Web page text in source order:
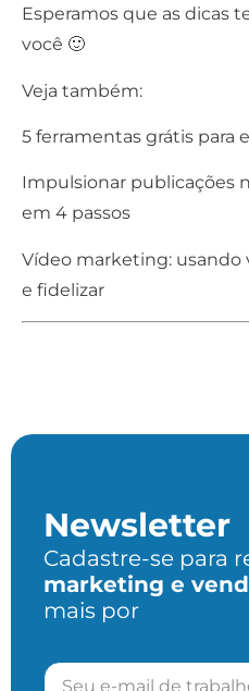
Esperamos que as dicas
você 🙂
Veja também:
5 ferramentas grátis para
Impulsionar publicações
em 4 passos
Vídeo marketing: usando
e fidelizar
Newsletter
Cadastre-se para
marketing e
mais por